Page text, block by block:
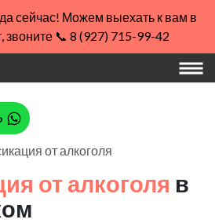
сейчас! Можем выехать к вам в
звоните 📞 8 (927) 715-99-42
от алкоголя
от алкоголя в